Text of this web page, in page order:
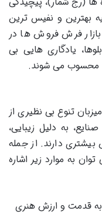
بهترین و نفیس ترین
بازار فرش فروش ها در
تابلوها، یادگاری هایی بی
محسوب می شوند.
تنوع بی نظیری از
به دلیل زیبایی،
دارند. از جمله
به موارد زیر اشاره
به قدمت و ارزش هنری